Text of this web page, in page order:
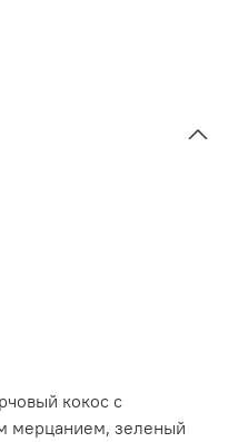
кокос с
мерцанием, зеленый